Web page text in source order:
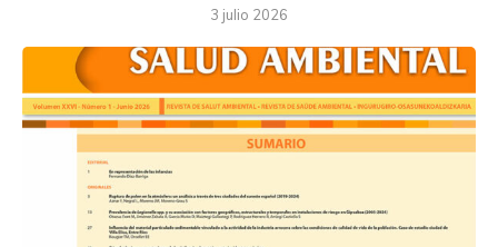
3 julio 2026